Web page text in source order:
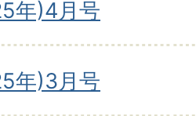
年)4月号
年)3月号